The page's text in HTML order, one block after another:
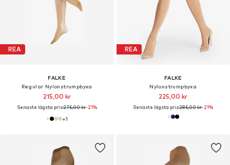
REA
FALKE
Regular Nylonstrumpbyxa
215,00 kr
Senaste lägsta pris:275,00 kr-21%
+1
REA
FALKE
Nylonstrumpbyxa
225,00 kr
Senaste lägsta pris:285,00 kr-21%